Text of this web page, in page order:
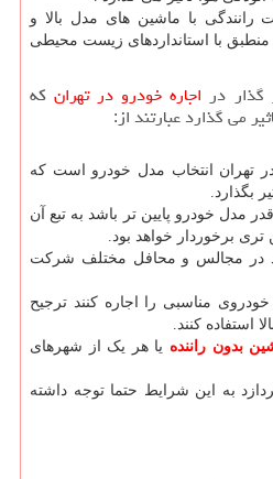
رانندگی با ماشین های مدل بالا و
منطبق با استانداردهای زیست محیطی
گذار در اجاره خودرو در تهرانکه
می گذارد عبارتند از:
تهران انتخاب مدل خودرو است که
بگذارد.
مدل خودرو پایین تر باشد به تبع آن
تری برخوردار خواهد بود.
در مجالس و محافل مختلف شرکت
مناسبی را اجاره کنند ترجیح
استفاده کنند.
بدون راننده یا هر یک از شهرهای
به این شرایط حتما توجه داشته